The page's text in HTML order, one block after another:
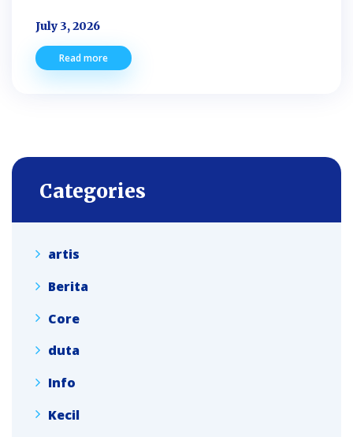
July 3, 2026
Read more
Categories
artis
Berita
Core
duta
Info
Kecil